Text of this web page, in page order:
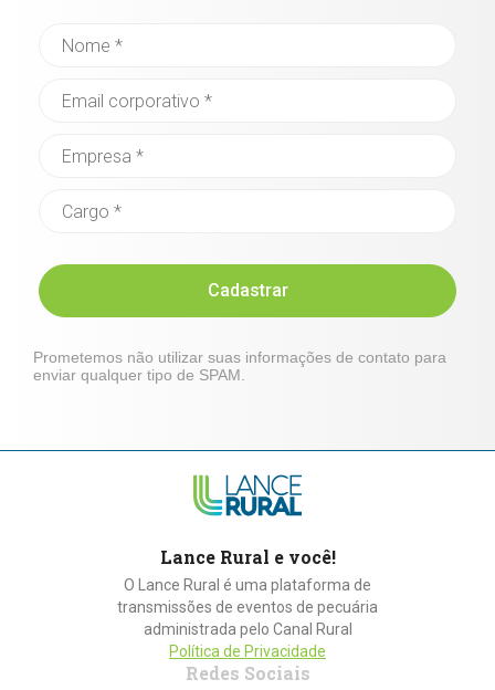
Cadastrar
Prometemos não utilizar suas informações de contato para
enviar qualquer tipo de SPAM.
Lance Rural e você!
O Lance Rural é uma plataforma de
transmissões de eventos de pecuária
administrada pelo Canal Rural
Política de Privacidade
Redes Sociais